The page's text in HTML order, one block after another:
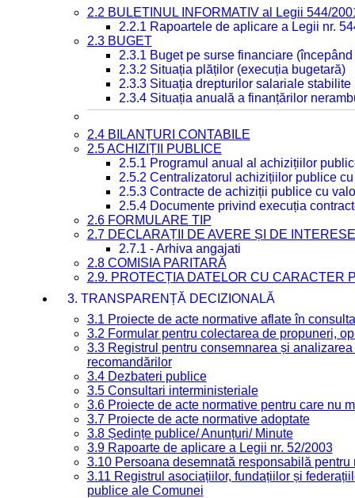
2.2 BULETINUL INFORMATIV al Legii 544/
2.2.1 Rapoartele de aplicare a Legii nr.
2.3 BUGET
2.3.1 Buget pe surse financiare
2.3.2 Situația plăților (execuția bugetară)
2.3.3 Situația drepturilor salariale
2.3.4 Situația anuală a finanțărilor
2.4 BILANȚURI CONTABILE
2.5 ACHIZIȚII PUBLICE
2.5.1 Programul anual al achizițiilor
2.5.2 Centralizatorul achizițiilor publice
2.5.3 Contracte de achiziții publice cu
2.5.4 Documente privind execuția
2.6 FORMULARE TIP
2.7 DECLARAȚII DE AVERE ȘI DE INTERESE
2.7.1 - Arhiva angajati
2.8 COMISIA PARITARĂ
2.9. PROTECȚIA DATELOR CU CARACTER
3. TRANSPARENȚĂ DECIZIONALĂ
3.1 Proiecte de acte normative aflate în
3.2 Formular pentru colectarea de propuneri,
3.3 Registrul pentru consemnarea și
recomandărilor
3.4 Dezbateri publice
3.5 Consultari interministeriale
3.6 Proiecte de acte normative pentru care nu
3.7 Proiecte de acte normative adoptate
3.8 Ședințe publice/ Anunțuri/ Minute
3.9 Rapoarte de aplicare a Legii nr. 52/2003
3.10 Persoana desemnată responsabilă
3.11 Registrul asociațiilor, fundațiilor și
publice ale Comunei